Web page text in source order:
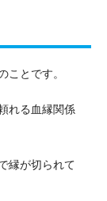
ことです。
れる血縁関係
縁が切られて